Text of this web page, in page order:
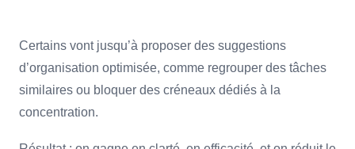
Certains vont jusqu’à proposer des suggestions
d’organisation optimisée, comme regrouper des tâches
similaires ou bloquer des créneaux dédiés à la
concentration.